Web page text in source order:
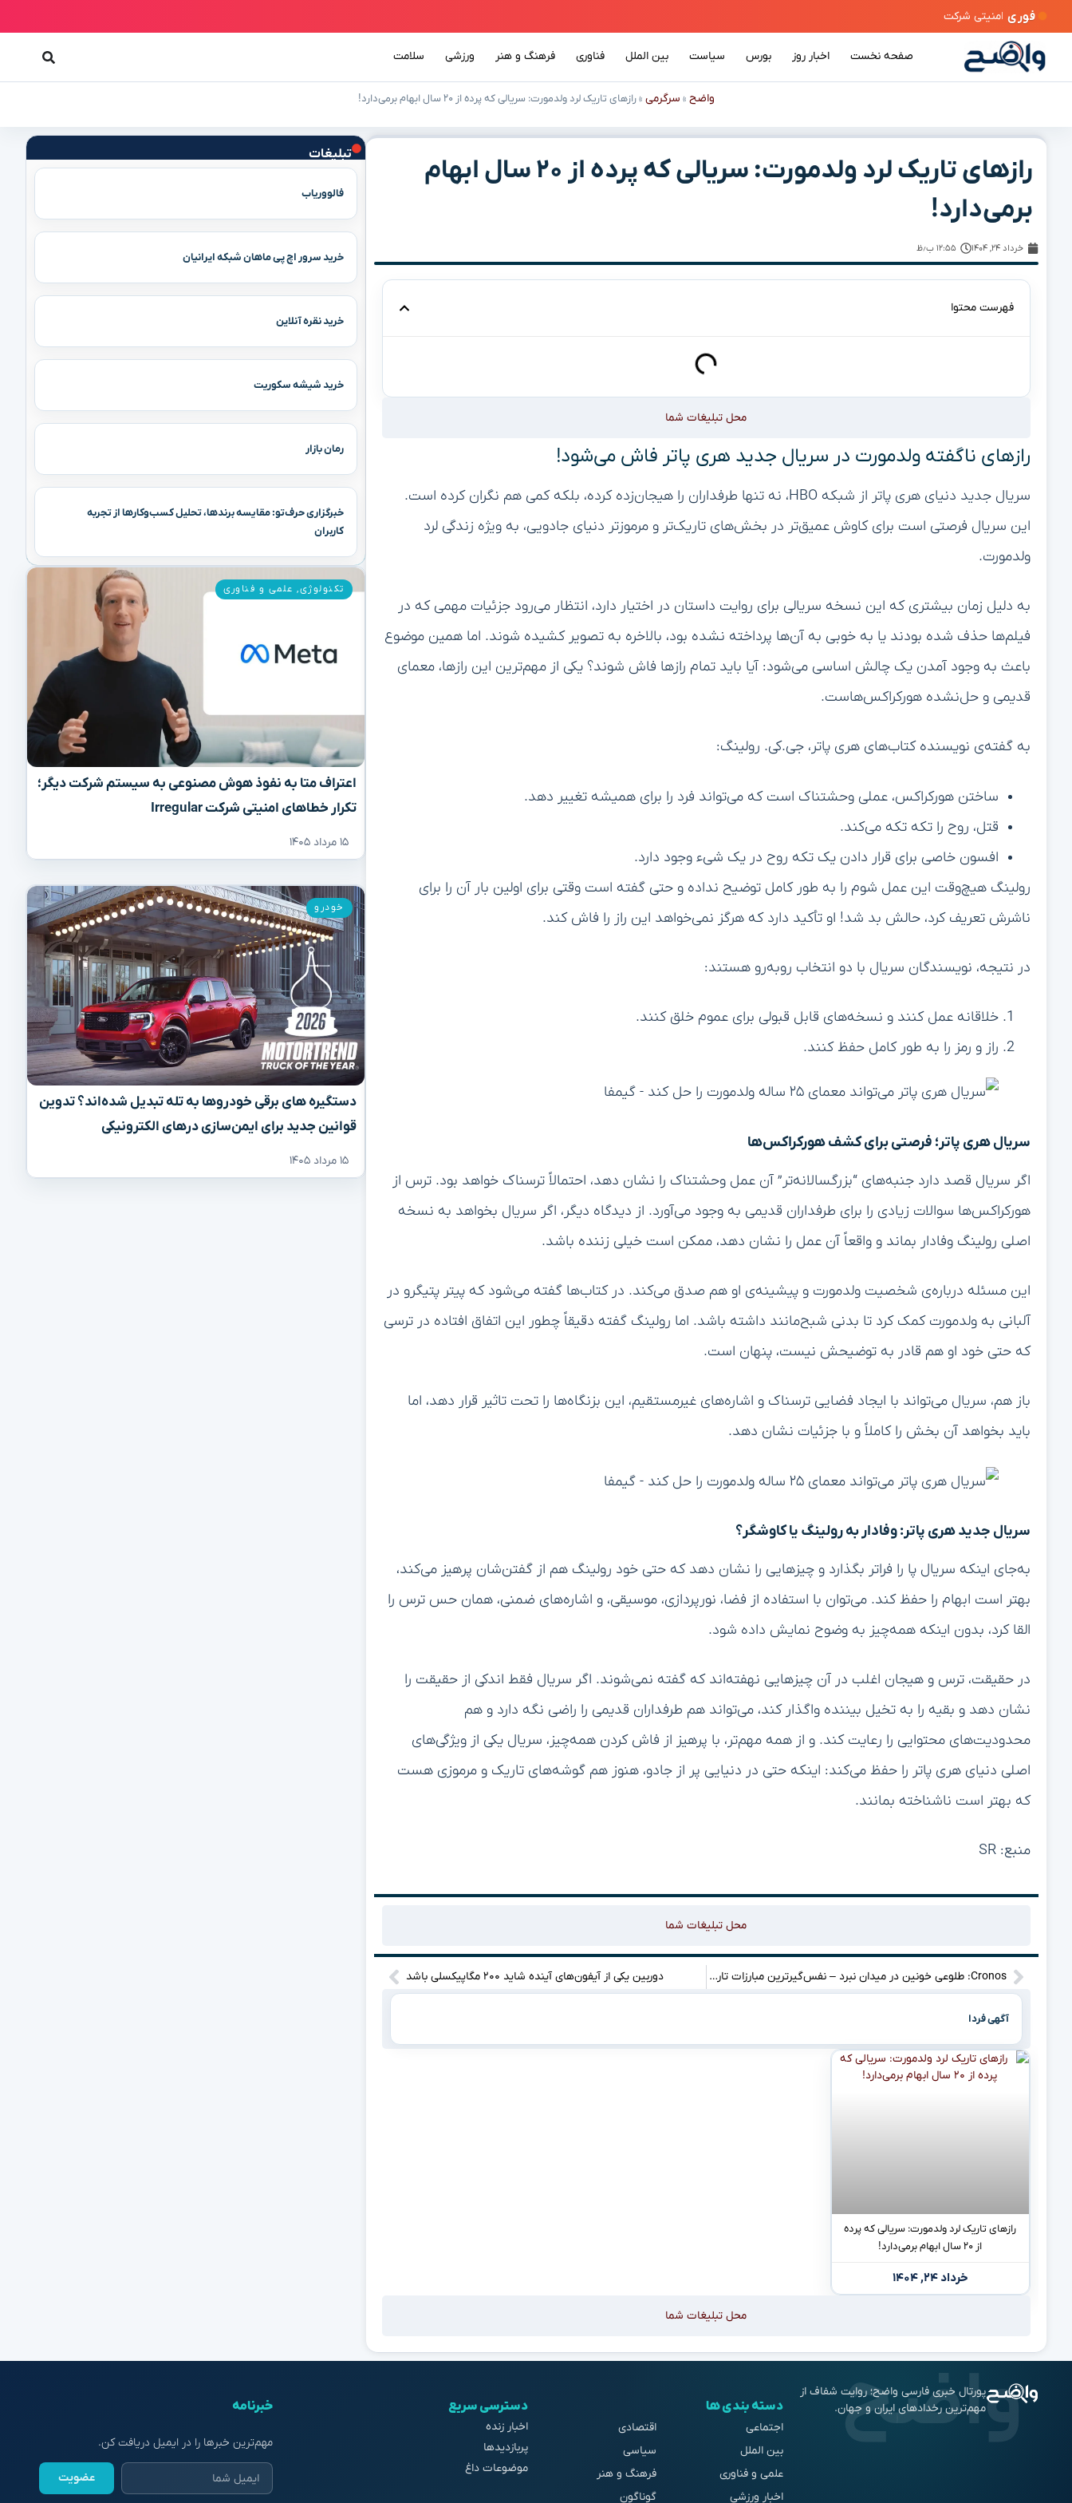
فوری
صفحه نخست اخبار روز بورس سیاست بین الملل فناوری فرهنگ و هنر ورزشی سلامت
واضح » سرگرمی »رازهای تاریک لرد ولدمورت: سریالی که پرده از ۲۰ سال ابهام برمی‌دارد!
تبلیغات
فالووریاب
خرید سرور اچ پی ماهان شبکه ایرانیان
خرید نقره آنلاین
خرید شیشه سکوریت
رمان بازار
خبرگزاری حرف‌تو: مقایسه برندها، تحلیل کسب‌وکارها از تجربه
کاربران
اعتراف متا به نفوذ هوش مصنوعی به سیستم شرکت دیگر؛
تکرار خطاهای امنیتی شرکت Irregular
۱۵ مرداد ۱۴۰۵
تکنولوژی, علمی و فناوری
دستگیره‌ های برقی خودروها به تله تبدیل شده‌اند؟ تدوین
قوانین جدید برای ایمن‌سازی درهای الکترونیکی
۱۵ مرداد ۱۴۰۵
خودرو
رازهای تاریک لرد ولدمورت: سریالی که پرده از ۲۰ سال ابهام
برمی‌دارد!
خرداد ۲۴, ۱۴۰۴ ۱۲:۵۵ ب٫ظ
فهرست محتوا
محل تبلیغات شما
رازهای ناگفته ولدمورت در سریال جدید هری پاتر فاش می‌شود!
سریال جدید دنیای هری پاتر از شبکه HBO، نه تنها طرفداران را هیجان‌زده کرده، بلکه کمی هم نگران کرده است.
این سریال فرصتی است برای کاوش عمیق‌تر در بخش‌های تاریک‌تر و مرموزتر دنیای جادویی، به ویژه زندگی لرد
ولدمورت.
به دلیل زمان بیشتری که این نسخه سریالی برای روایت داستان در اختیار دارد، انتظار می‌رود جزئیات مهمی که در
فیلم‌ها حذف شده بودند یا به خوبی به آن‌ها پرداخته نشده بود، بالاخره به تصویر کشیده شوند. اما همین موضوع
باعث به وجود آمدن یک چالش اساسی می‌شود: آیا باید تمام رازها فاش شوند؟ یکی از مهم‌ترین این رازها، معمای
قدیمی و حل‌نشده هورکراکس‌هاست.
به گفته‌ی نویسنده کتاب‌های هری پاتر، جی.کی. رولینگ:
ساختن هورکراکس، عملی وحشتناک است که می‌تواند فرد را برای همیشه تغییر دهد.
قتل، روح را تکه تکه می‌کند.
افسون خاصی برای قرار دادن یک تکه روح در یک شیء وجود دارد.
رولینگ هیچ‌وقت این عمل شوم را به طور کامل توضیح نداده و حتی گفته است وقتی برای اولین بار آن را برای
ناشرش تعریف کرد، حالش بد شد! او تأکید دارد که هرگز نمی‌خواهد این راز را فاش کند.
در نتیجه، نویسندگان سریال با دو انتخاب روبه‌رو هستند:
خلاقانه عمل کنند و نسخه‌های قابل قبولی برای عموم خلق کنند.
راز و رمز را به طور کامل حفظ کنند.
سریال هری پاتر؛ فرصتی برای کشف هورکراکس‌ها
اگر سریال قصد دارد جنبه‌های “بزرگسالانه‌تر” آن عمل وحشتناک را نشان دهد، احتمالاً ترسناک خواهد بود. ترس از
هورکراکس‌ها سوالات زیادی را برای طرفداران قدیمی به وجود می‌آورد. از دیدگاه دیگر، اگر سریال بخواهد به نسخه
اصلی رولینگ وفادار بماند و واقعاً آن عمل را نشان دهد، ممکن است خیلی زننده باشد.
این مسئله درباره‌ی شخصیت ولدمورت و پیشینه‌ی او هم صدق می‌کند. در کتاب‌ها گفته می‌شود که پیتر پتیگرو در
آلبانی به ولدمورت کمک کرد تا بدنی شبح‌مانند داشته باشد. اما رولینگ گفته دقیقاً چطور این اتفاق افتاده در ترسی
که حتی خود او هم قادر به توضیحش نیست، پنهان است.
باز هم، سریال می‌تواند با ایجاد فضایی ترسناک و اشاره‌های غیرمستقیم، این بزنگاه‌ها را تحت تاثیر قرار دهد، اما
باید بخواهد آن بخش را کاملاً و با جزئیات نشان دهد.
سریال جدید هری پاتر: وفادار به رولینگ یا کاوشگر؟
به‌جای اینکه سریال پا را فراتر بگذارد و چیزهایی را نشان دهد که حتی خود رولینگ هم از گفتن‌شان پرهیز می‌کند،
بهتر است ابهام را حفظ کند. می‌توان با استفاده از فضا، نورپردازی، موسیقی، و اشاره‌های ضمنی، همان حس ترس را
القا کرد، بدون اینکه همه‌چیز به وضوح نمایش داده شود.
در حقیقت، ترس و هیجان اغلب در آن چیزهایی نهفته‌اند که گفته نمی‌شوند. اگر سریال فقط اندکی از حقیقت را
نشان دهد و بقیه را به تخیل بیننده واگذار کند، می‌تواند هم طرفداران قدیمی را راضی نگه دارد و هم
محدودیت‌های محتوایی را رعایت کند. و از همه مهم‌تر، با پرهیز از فاش کردن همه‌چیز، سریال یکی از ویژگی‌های
اصلی دنیای هری پاتر را حفظ می‌کند: اینکه حتی در دنیایی پر از جادو، هنوز هم گوشه‌های تاریک و مرموزی هست
که بهتر است ناشناخته بمانند.
منبع: SR
محل تبلیغات شما
Cronos: طلوعی خونین در میدان نبرد – نفس‌گیرترین مبارزات تاریخ گیم!” دوربین یکی از آیفون‌های آینده شاید ۲۰۰ مگاپیکسلی باشد
آگهی فردا
رازهای تاریک لرد ولدمورت: سریالی که پرده
از ۲۰ سال ابهام برمی‌دارد!
خرداد ۲۴, ۱۴۰۴
محل تبلیغات شما
پورتال خبری فارسی واضح؛ روایت شفاف از
مهم‌ترین رخدادهای ایران و جهان.
دسته بندی ها
اجتماعی
اقتصادی
بین الملل
سیاسی
علمی و فناوری
فرهنگ و هنر
اخبار ورزشی
گوناگون
دسترسی سریع
اخبار زنده
پربازدیدها
موضوعات داغ
خبرنامه
مهم‌ترین خبرها را در ایمیل دریافت کن.
عضویت